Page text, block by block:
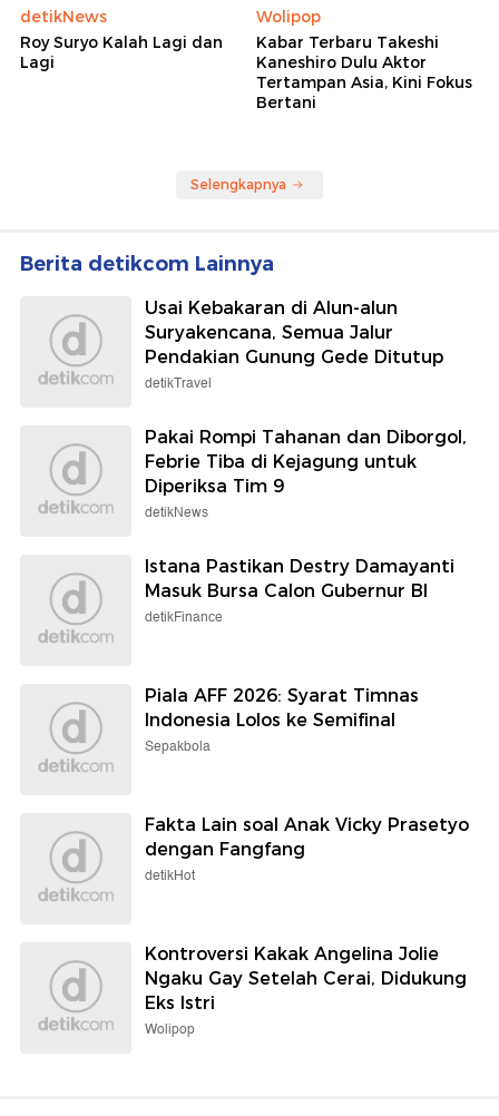
detikNews
Roy Suryo Kalah Lagi dan
Lagi
Wolipop
Kabar Terbaru Takeshi
Kaneshiro Dulu Aktor
Tertampan Asia, Kini Fokus
Bertani
Selengkapnya
Berita detikcom Lainnya
Usai Kebakaran di Alun-alun
Suryakencana, Semua Jalur
Pendakian Gunung Gede Ditutup
detikTravel
Pakai Rompi Tahanan dan Diborgol,
Febrie Tiba di Kejagung untuk
Diperiksa Tim 9
detikNews
Istana Pastikan Destry Damayanti
Masuk Bursa Calon Gubernur BI
detikFinance
Piala AFF 2026: Syarat Timnas
Indonesia Lolos ke Semifinal
Sepakbola
Fakta Lain soal Anak Vicky Prasetyo
dengan Fangfang
detikHot
Kontroversi Kakak Angelina Jolie
Ngaku Gay Setelah Cerai, Didukung
Eks Istri
Wolipop